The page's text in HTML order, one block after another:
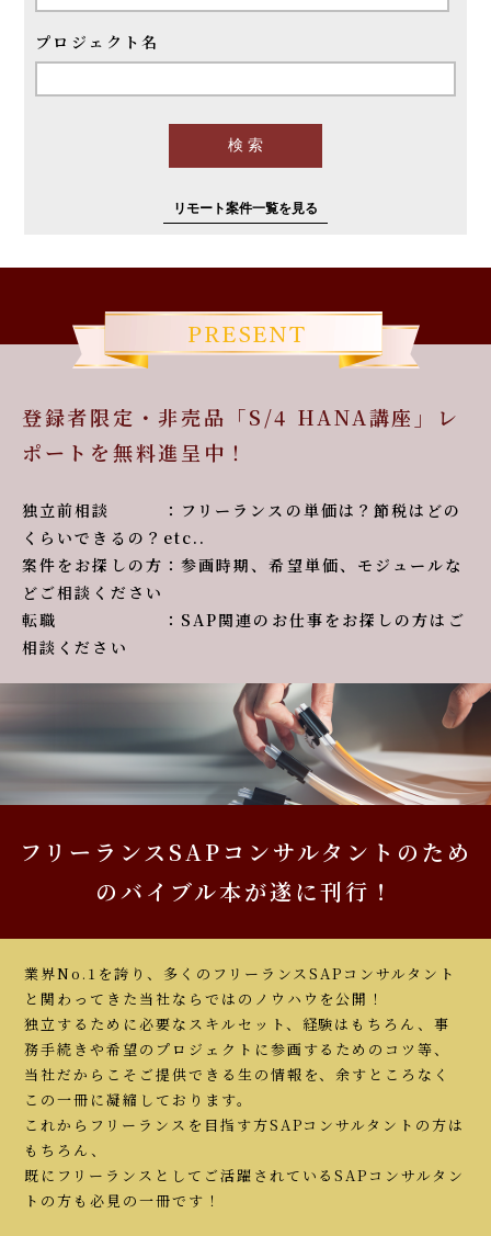
プロジェクト名
リモート案件一覧を見る
登録者限定・非売品「S/4 HANA講座」レ
ポートを無料進呈中！
独立前相談 ：フリーランスの単価は？節税はどの
くらいできるの？etc..
案件をお探しの方：参画時期、希望単価、モジュールな
どご相談ください
転職 ：SAP関連のお仕事をお探しの方はご
相談ください
フリーランスSAPコンサルタントのため
のバイブル本が遂に刊行！
業界No.1を誇り、多くのフリーランスSAPコンサルタント
と関わってきた当社ならではのノウハウを公開！
独立するために必要なスキルセット、経験はもちろん、事
務手続きや希望のプロジェクトに参画するためのコツ等、
当社だからこそご提供できる生の情報を、余すところなく
この一冊に凝縮しております。
これからフリーランスを目指す方SAPコンサルタントの方は
もちろん、
既にフリーランスとしてご活躍されているSAPコンサルタン
トの方も必見の一冊です！